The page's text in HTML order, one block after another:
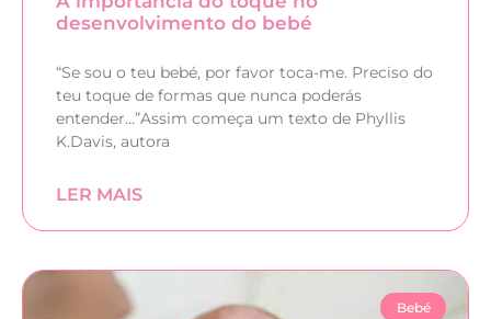
desenvolvimento do bebé
“Se sou o teu bebé, por favor toca-me. Preciso do
teu toque de formas que nunca poderás
entender…”Assim começa um texto de Phyllis
K.Davis, autora
LER MAIS
Bebé